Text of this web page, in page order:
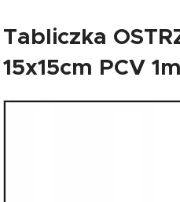
Tabliczka
15x15cm PCV